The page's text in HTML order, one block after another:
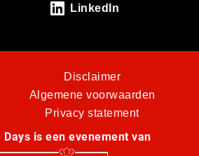
LinkedIn
Disclaimer
Algemene voorwaarden
Privacy statement
Days is een evenement van